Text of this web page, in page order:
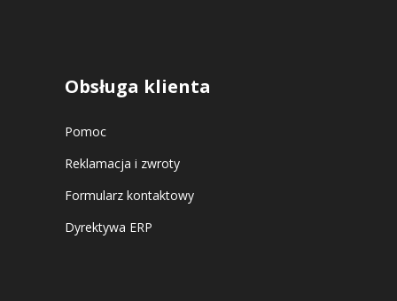
Obsługa klienta
Pomoc
Reklamacja i zwroty
Formularz kontaktowy
Dyrektywa ERP